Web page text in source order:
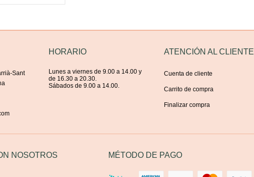
Sant
HORARIO
Lunes a viernes de 9.00 a 14.00 y
de 16.30 a 20.30.
Sábados de 9.00 a 14.00.
ATENCIÓN AL CLIENTE
Cuenta de cliente
Carrito de compra
Finalizar compra
NOSOTROS MÉTODO DE PAGO